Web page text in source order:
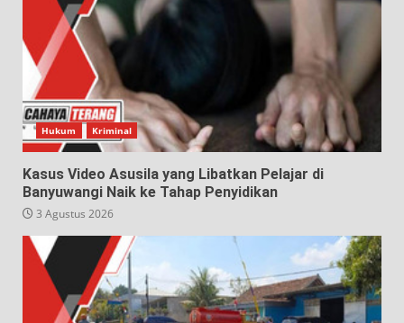
Hukum Kriminal
Kasus Video Asusila yang Libatkan Pelajar di
Banyuwangi Naik ke Tahap Penyidikan
3 Agustus 2026